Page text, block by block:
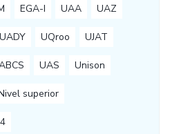
EGA-I UAA UAZ
UADY UQroo UJAT
UAS Unison
superior